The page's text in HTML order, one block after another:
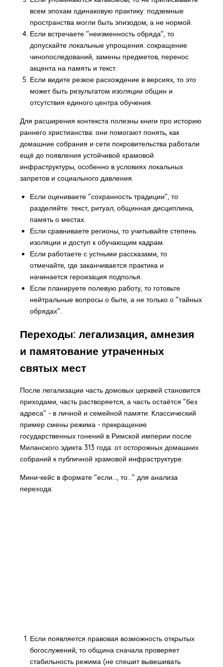
всем эпохам одинаковую практику: подземные
пространства могли быть эпизодом, а не нормой.
Если встречаете "неизменность обряда", то
допускайте локальные упрощения: сокращение
чинопоследований, замены предметов, перенос
акцента на память и текст.
Если видите резкое расхождение в версиях, то это
может быть результатом изоляции общин и
отсутствия единого центра обучения.
Для расширения контекста полезны книги про историю
раннего христианства: они помогают понять, как
домашние собрания и сети покровительства работали
ещё до появления устойчивой храмовой
инфраструктуры, особенно в условиях локальных
запретов и социального давления.
Если оцениваете "сохранность традиции", то
разделяйте: текст, ритуал, общинная дисциплина,
память о местах.
Если сравниваете регионы, то учитывайте степень
изоляции и доступ к обучающим кадрам.
Если работаете с устными рассказами, то
отмечайте, где заканчивается практика и
начинается героизация подполья.
Если планируете полевую работу, то готовьте
нейтральные вопросы о быте, а не только о "тайных
обрядах".
Переходы: легализация, амнезия
и памятование утраченных
святых мест
После легализации часть домовых церквей становится
приходами, часть растворяется, а часть остаётся "без
адреса" - в личной и семейной памяти. Классический
пример смены режима - прекращение
государственных гонений в Римской империи после
Миланского эдикта 313 года: от осторожных домашних
собраний к публичной храмовой инфраструктуре.
Мини-кейс в формате "если..., то..." для анализа
перехода:
Если появляется правовая возможность открытых
богослужений, то община сначала проверяет
стабильность режима (не спешит вывешивать